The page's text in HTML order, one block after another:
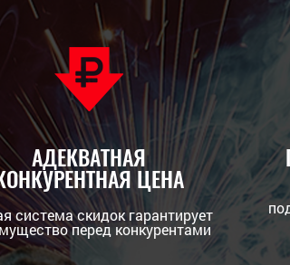
АДЕКВАТНАЯ
ЦЕНА
система скидок гарантирует
перед конкурентами